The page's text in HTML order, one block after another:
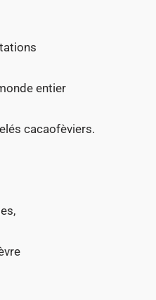
entier
cacaofèviers.